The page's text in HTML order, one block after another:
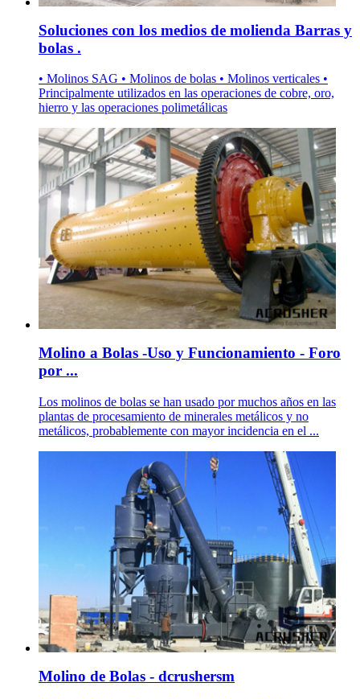
Soluciones con los medios de molienda Barras y
bolas .
• Molinos SAG • Molinos de bolas • Molinos verticales •
Principalmente utilizados en las operaciones de cobre, oro,
hierro y las operaciones polimetálicas
Molino a Bolas -Uso y Funcionamiento - Foro
por ...
Los molinos de bolas se han usado por muchos años en las
plantas de procesamiento de minerales metálicos y no
metálicos, probablemente con mayor incidencia en el ...
Molino de Bolas - dcrushersm